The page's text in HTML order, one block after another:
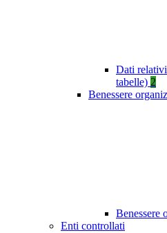
Dati
tabelle) 2
Benessere
Benessere
Enti controllati